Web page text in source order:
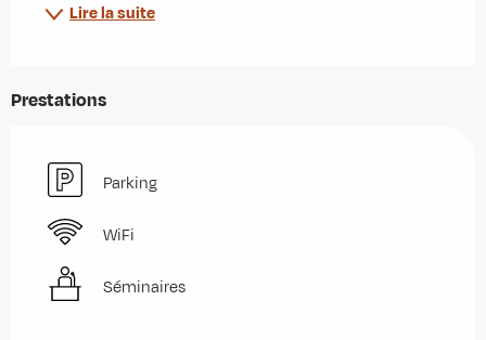
Lire la suite
Prestations
Parking
WiFi
Séminaires